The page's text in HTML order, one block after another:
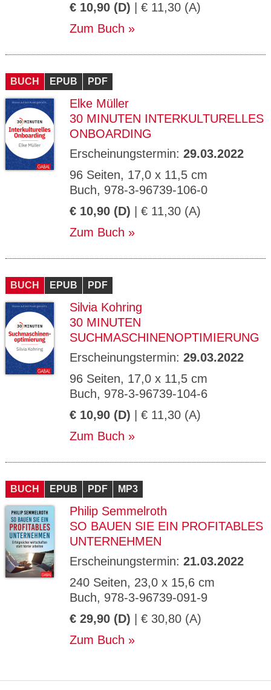
€ 10,90 (D) | € 11,30 (A)
Zum Buch
BUCH EPUB PDF
Elke Müller
30 MINUTEN INTERKULTURELLES
ONBOARDING
Erscheinungstermin: 29.03.2022
96 Seiten, 17,0 x 11,5 cm
Buch, 978-3-96739-106-0
€ 10,90 (D) | € 11,30 (A)
Zum Buch
BUCH EPUB PDF
Silvia Kohring
30 MINUTEN
SUCHMASCHINENOPTIMIERUNG
Erscheinungstermin: 29.03.2022
96 Seiten, 17,0 x 11,5 cm
Buch, 978-3-96739-104-6
€ 10,90 (D) | € 11,30 (A)
Zum Buch
BUCH EPUB PDF MP3
Philip Semmelroth
SO BAUEN SIE EIN PROFITABLES
UNTERNEHMEN
Erscheinungstermin: 21.03.2022
240 Seiten, 23,0 x 15,6 cm
Buch, 978-3-96739-091-9
€ 29,90 (D) | € 30,80 (A)
Zum Buch